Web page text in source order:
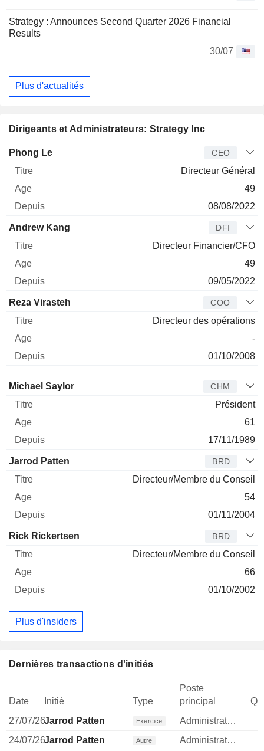
Strategy : Announces Second Quarter 2026 Financial
Results
30/07
Plus d'actualités
Dirigeants et Administrateurs: Strategy Inc
Dirigeant
Phong Le CEO
Directeur Général
49
08/08/2022
Andrew Kang DFI
Directeur Financier/CFO
49
09/05/2022
Reza Virasteh COO
Directeur des opérations
-
01/10/2008
Administrateur
Michael Saylor CHM
Président
61
17/11/1989
Jarrod Patten BRD
Directeur/Membre du Conseil
54
01/11/2004
Rick Rickertsen BRD
Directeur/Membre du Conseil
66
01/10/2002
Plus d'insiders
Dernières transactions d'initiés
Date Initié Type
Poste
principal
27/07/26Jarrod Patten Exercice Administrateur
24/07/26Jarrod Patten Autre
Administrateur